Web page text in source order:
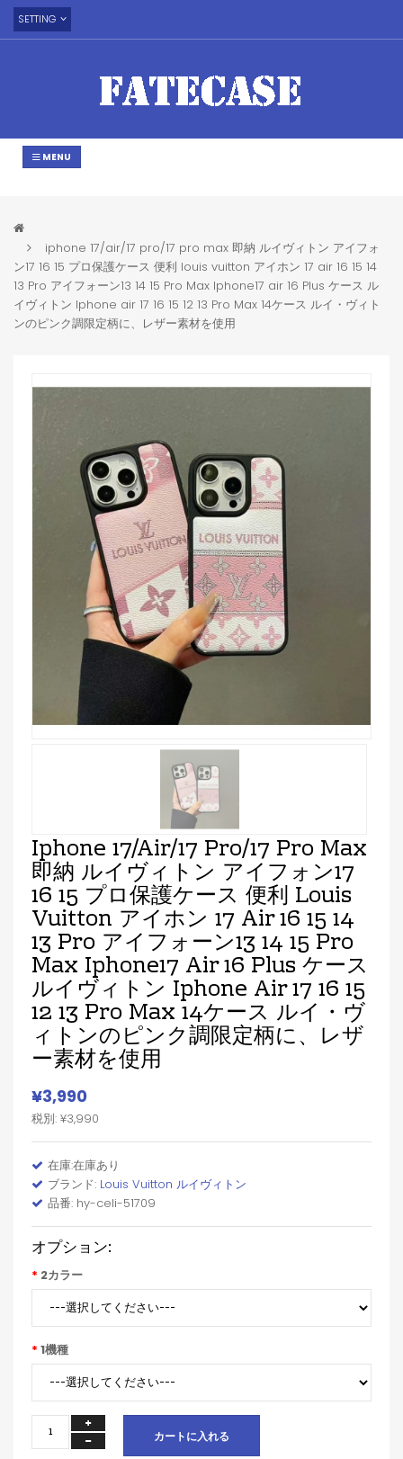
SETTING
MENU
iphone 17/air/17 pro/17 pro max 即納 ルイヴィトン アイフォ
ン17 16 15 プロ保護ケース 便利 louis vuitton アイホン 17 air 16 15 14
13 Pro アイフォーン13 14 15 Pro Max Iphone17 air 16 Plus ケース ル
イヴィトン Iphone air 17 16 15 12 13 Pro Max 14ケース ルイ・ヴィト
ンのピンク調限定柄に、レザー素材を使用
Iphone 17/air/17 Pro/17 Pro Max
即納 ルイヴィトン アイフォン17
16 15 プロ保護ケース 便利 Louis
Vuitton アイホン 17 Air 16 15 14
13 Pro アイフォーン13 14 15 Pro
Max Iphone17 Air 16 Plus ケース
ルイヴィトン Iphone Air 17 16 15
12 13 Pro Max 14ケース ルイ・ヴ
ィトンのピンク調限定柄に、レザ
ー素材を使用
¥3,990
税別: ¥3,990
在庫:在庫あり
ブランド: Louis Vuitton ルイヴィトン
品番: hy-celi-51709
オプション:
2カラー
1機種
カートに入れる